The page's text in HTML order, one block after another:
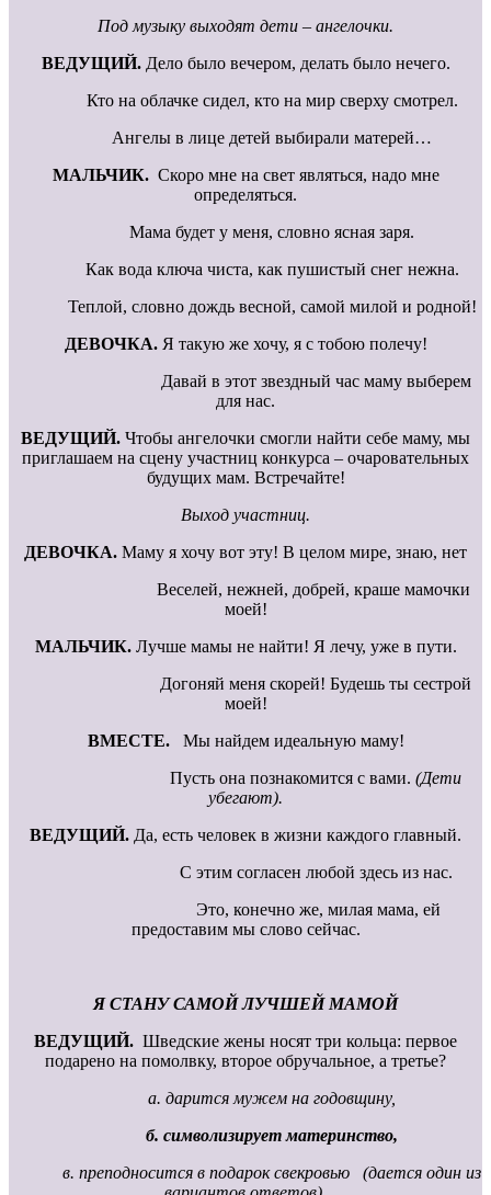
Под музыку выходят дети – ангелочки.
ВЕДУЩИЙ.Дело было вечером, делать было нечего.
Кто на облачке сидел, кто на мир сверху смотрел.
Ангелы в лице детей выбирали матерей…
МАЛЬЧИК.Скоро мне на свет являться, надо мне
определяться.
Мама будет у меня, словно ясная заря.
Как вода ключа чиста, как пушистый снег нежна.
Теплой, словно дождь весной, самой милой и родной!
ДЕВОЧКА.Я такую же хочу, я с тобою полечу!
Давай в этот звездный час маму выберем
для нас.
ВЕДУЩИЙ. Чтобы ангелочки смогли найти себе маму, мы
приглашаем на сцену участниц конкурса – очаровательных
будущих мам. Встречайте!
Выход участниц.
ДЕВОЧКА. Маму я хочу вот эту! В целом мире, знаю, нет
Веселей, нежней, добрей, краше мамочки
моей!
МАЛЬЧИК.Лучше мамы не найти! Я лечу, уже в пути.
Догоняй меня скорей! Будешь ты сестрой
моей!
ВМЕСТЕ.Мы найдем идеальную маму!
Пусть она познакомится с вами. (Дети
убегают).
ВЕДУЩИЙ. Да, есть человек в жизни каждого главный.
С этим согласен любой здесь из нас.
Это, конечно же, милая мама, ей
предоставим мы слово сейчас.
Я СТАНУ САМОЙ ЛУЧШЕЙ МАМОЙ
ВЕДУЩИЙ. Шведские жены носят три кольца: первое
подарено на помолвку, второе обручальное, а третье?
а. дарится мужем на годовщину,
б. символизирует материнство,
в. преподносится в подарок свекровью (дается один из